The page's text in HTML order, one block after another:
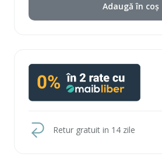
Adaugă în coș
Retur gratuit in 14 zile